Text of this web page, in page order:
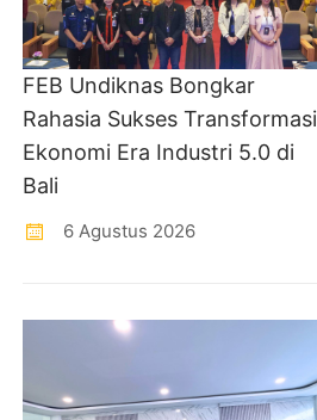
FEB Undiknas Bongkar
Rahasia Sukses Transformasi
Ekonomi Era Industri 5.0 di
Bali
6 Agustus 2026